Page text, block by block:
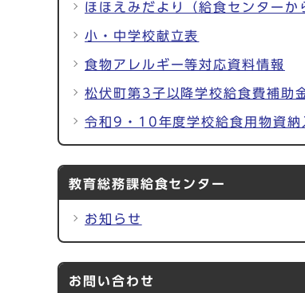
ほほえみだより（給食センターか
小・中学校献立表
食物アレルギー等対応資料情報
松伏町第3子以降学校給食費補助
令和9・10年度学校給食用物資納
教育総務課給食センター
お知らせ
お問い合わせ